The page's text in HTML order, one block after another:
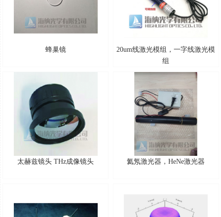
蜂巢镜
20um线激光模组，一字线激光模
组
太赫兹镜头 THz成像镜头 氦氖激光器，HeNe激光器